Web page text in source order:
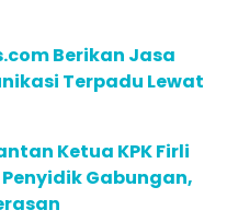
Berikan Jasa
Terpadu Lewat
Ketua KPK Firli
Gabungan,